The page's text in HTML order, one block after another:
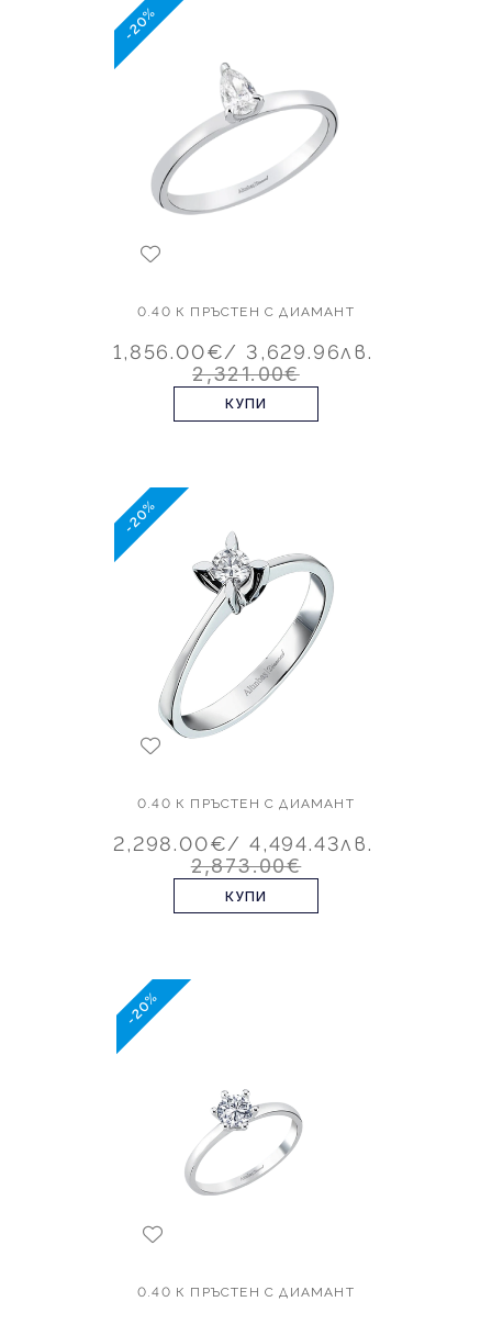
-20%
0.40 К ПРЪСТЕН С ДИАМАНТ
1,856.00€/ 3,629.96лв.
2,321.00€
КУПИ
-20%
0.40 К ПРЪСТЕН С ДИАМАНТ
2,298.00€/ 4,494.43лв.
2,873.00€
КУПИ
-20%
0.40 К ПРЪСТЕН С ДИАМАНТ